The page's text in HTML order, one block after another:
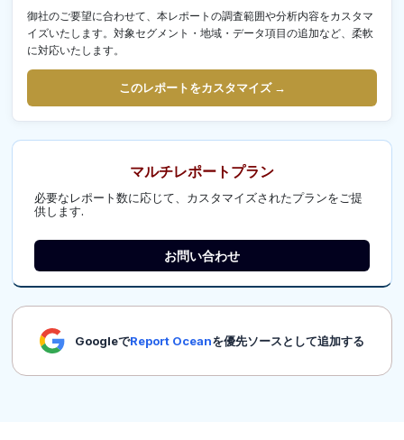
御社のご要望に合わせて、本レポートの調査範囲や分析内容をカスタマ
イズいたします。対象セグメント・地域・データ項目の追加など、柔軟
に対応いたします。
このレポートをカスタマイズ →
マルチレポートプラン
必要なレポート数に応じて、カスタマイズされたプランをご提
供します.
お問い合わせ
GoogleでReport Oceanを優先ソースとして追加する